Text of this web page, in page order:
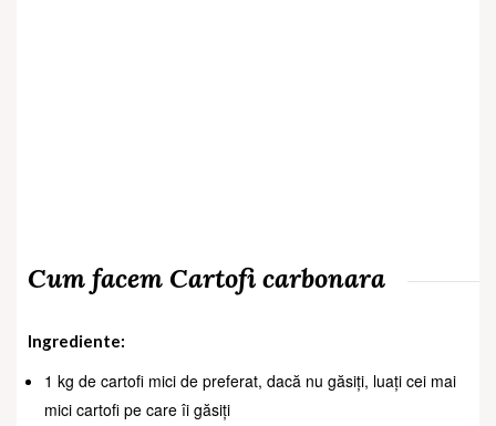
Cum facem Cartofi carbonara
Ingrediente:
1 kg de cartofi mici de preferat, dacă nu găsiți, luați cei mai
mici cartofi pe care îi găsiți